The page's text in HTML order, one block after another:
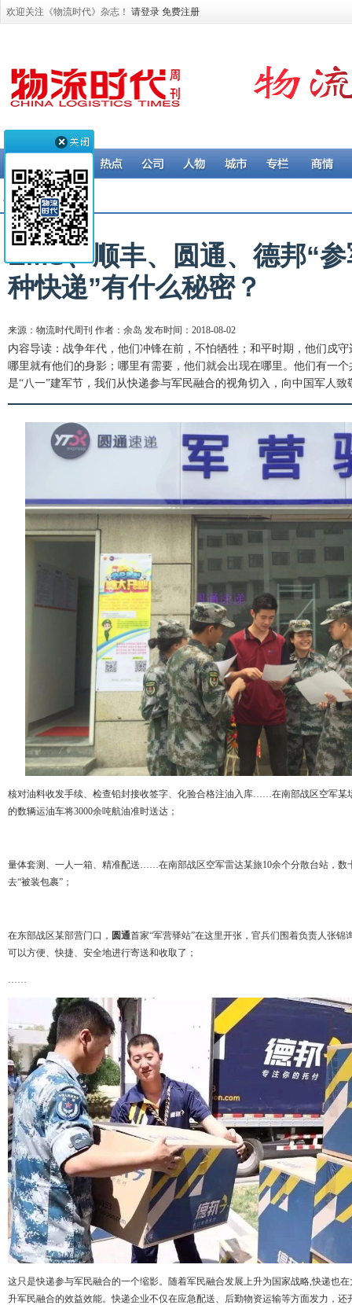
欢迎关注《物流时代》杂志！ 请登录 免费注册
公司 > 物流企业
EMS、顺丰、圆通、德邦“
种快递”有什么秘密？
来源：物流时代周刊 作者：余岛 发布时间：2018-08-02
内容导读：战争年代，他们冲锋在前，不怕牺牲；和平时期，他们戍
哪里就有他们的身影；哪里有需要，他们就会出现在哪里。他们有一
是“八一”建军节，我们从快递参与军民融合的视角切入，向中国军人致
核对油料收发手续、检查铅封接收签字、化验合格注油入库……在南部战区空军某
的数辆运油车将3000余吨航油准时送达；
量体套测、一人一箱、精准配送……在南部战区空军雷达某旅10余个分散台站，数
去“被装包裹”；
在东部战区某部营门口， 圆通首家“军营驿站”在这里开张，官兵们围着负责人张
可以方便、快捷、安全地进行寄送和收取了；
……
这只是快递参与军民融合的一个缩影。随着军民融合发展上升为国家战略,快递也
升军民融合的效益效能。快递企业不仅在应急配送、后勤物资运输等方面发力，